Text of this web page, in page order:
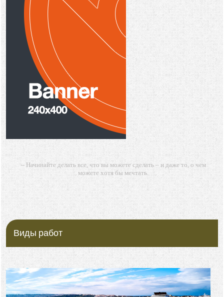
-- Начинайте делать все, что вы можете сделать – и даже то, о чем
можете хотя бы мечтать.
-- Все дело в мыслях. Мысль — начало всего. И мыслями можно
управлять. И поэтому главное дело совершенствования: работать над
мыслями.
-- Идите уверенно по направлению к мечте. Живите той жизнью,
глупость. Из всех страхов самый пугающий — самолюбование.
-- Лучшее, что можно сделать с хорошим советом, это пропустить его
мимо ушей. Он никогда не бывает полезен никому, кроме того, кто его
дал.
Виды работ